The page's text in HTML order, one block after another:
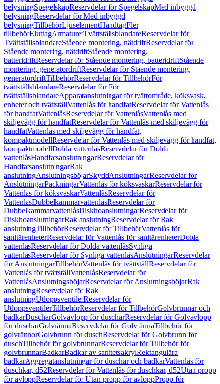
belysningSpegelskåpReservdelar för SpegelskåpMed inbyggd
belysningReservdelar för Med inbyggd
belysningTillbehörLjuselementHandtagFler
tillbehörEluttagArmaturerTvättställsblandareReservdelar för
TvättställsblandareStående montering, nätdriftReservdelar för
Stående montering, nätdriftStående montering,
batteridriftReservdelar för Stående montering, batteridriftStående
montering, generatordriftReservdelar för Stående montering,
generatordriftTillbehörReservdelar för TillbehörFör
tvättställsblandareReservdelar för För
tvättställsblandareApparatanslutningar för tvättområde, köksvask,
enheter och tvättställVattenlås för handfatReservdelar för Vattenlås
för handfatVattenlåsReservdelar för VattenlåsVattenlås med
skiljevägg för handfatReservdelar för Vattenlås med skiljevägg för
handfatVattenlås med skiljevägg för handfat,
kompaktmodellReservdelar för Vattenlås med skiljevägg för handfat,
kompaktmodellDolda vattenlåsReservdelar för Dolda
vattenlåsHandfatsanslutningarReservdelar för
HandfatsanslutningarRak
anslutningAnslutningsböjarSkyddAnslutningarReservdelar för
AnslutningarPackningarVattenlås för köksvaskarReservdelar för
Vattenlås för köksvaskarVattenlåsReservdelar för
VattenlåsDubbelkammarvattenlåsReservdelar för
DubbelkammarvattenlåsDiskhoanslutningarReservdelar för
DiskhoanslutningarRak anslutningReservdelar för Rak
anslutningTillbehörReservdelar för TillbehörVattenlås för
sanitärenheterReservdelar för Vattenlås för sanitärenheterDolda
vattenlåsReservdelar för Dolda vattenlåsSynliga
vattenlåsReservdelar för Synliga vattenlåsAnslutningarReservdelar
för AnslutningarTillbehörVattenlås för tvättställReservdelar för
Vattenlås för tvättställVattenlåsReservdelar för
VattenlåsAnslutningsböjarReservdelar för AnslutningsböjarRak
anslutningReservdelar för Rak
anslutningUtloppsventilerReservdelar för
UtloppsventilerTillbehörReservdelar för TillbehörGolvbrunnar och
badkarDuscharGolvavlopp för duscharReservdelar för Golvavlopp
för duscharGolvrännaReservdelar för GolvrännaTillbehör för
golvrännorGolvbrunn för duschReservdelar för Golvbrunn för
duschTillbehör för golvbrunnarReservdelar för Tillbehör för
golvbrunnarBadkarBadkar av sanitetsakrylRektangulära
badkarAggregatanslutningar för duschar och badkarVattenlås för
duschkar, d52Reservdelar för Vattenlås för duschkar, d52Utan propp
för avloppReservdelar för Utan propp för avloppPropp för